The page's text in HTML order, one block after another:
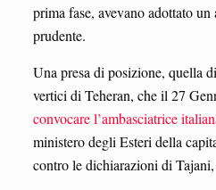
prima fase, avevano adottato
prudente.
Una presa di posizione, quella
vertici di Teheran, che il 27
convocare l’ambasciatrice
ministero degli Esteri della
contro le dichiarazioni di